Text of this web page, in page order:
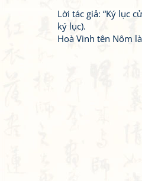
Lời tác giả: “Ký lục
ký lục).
Hoà Vinh tên Nôm